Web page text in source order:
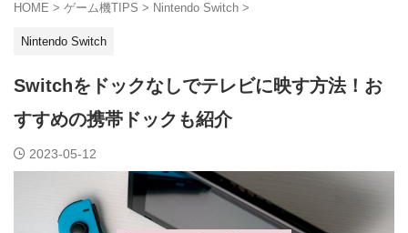
HOME > ゲーム機TIPS > Nintendo Switch >
Nintendo Switch
Switchをドックなしでテレビに映す方法！お
すすめの携帯ドックも紹介
2023-05-12